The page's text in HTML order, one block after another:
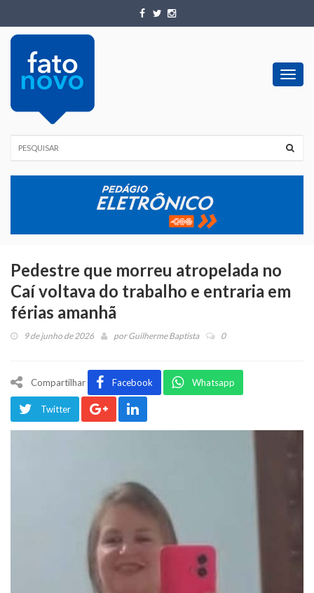
Pedestre que morreu atropelada no
Caí voltava do trabalho e entraria em
férias amanhã
9 de junho de 2026 porGuilherme Baptista 0
Compartilhar Facebook Whatsapp
Twitter